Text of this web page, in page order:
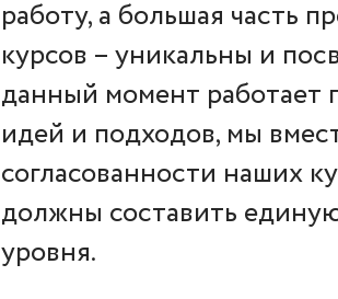
работу, а большая часть
курсов – уникальны и
данный момент работает
идей и подходов, мы
согласованности наших
должны составить
уровня.